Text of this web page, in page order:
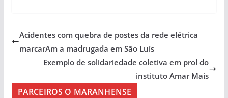
Acidentes com quebra de postes da rede elétrica
marcarAm a madrugada em São Luís
Exemplo de solidariedade coletiva em prol do
instituto Amar Mais
PARCEIROS O MARANHENSE